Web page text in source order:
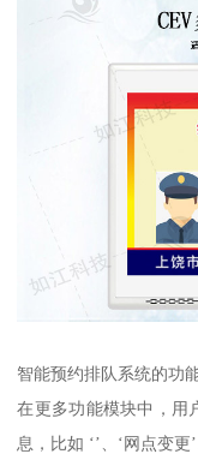
智能预约排队系统的功
在更多功能模块中，用
息，比如 ‘’、‘网点变更